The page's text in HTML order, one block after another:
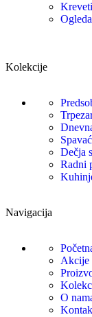
Kolekcije
Dečja
Radni
Navigacija
Akcije
O